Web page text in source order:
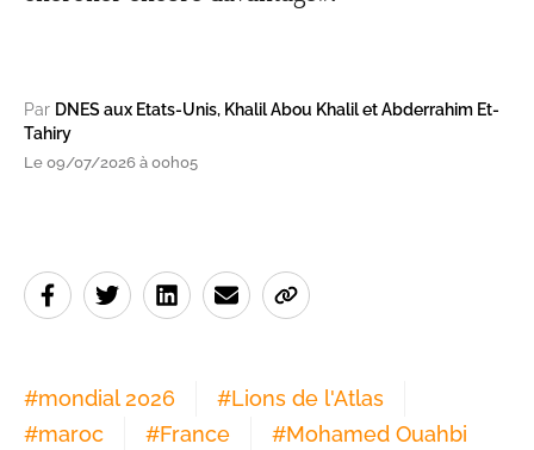
Par DNES aux Etats-Unis, Khalil Abou Khalil et Abderrahim Et-
Tahiry
Le 09/07/2026 à 00h05
#mondial 2026 #Lions de l'Atlas
#maroc #France #Mohamed Ouahbi